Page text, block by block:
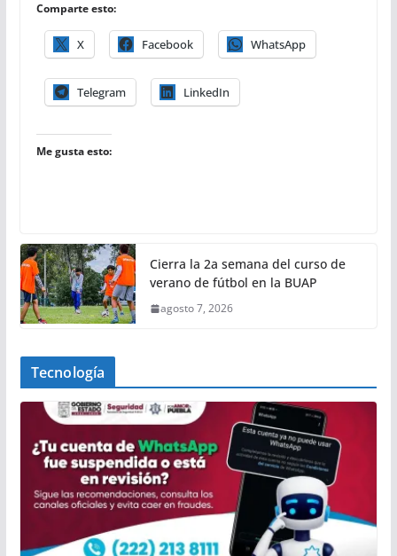
Comparte esto:
X Facebook WhatsApp
Telegram LinkedIn
Me gusta esto:
Cierra la 2a semana del curso de
verano de fútbol en la BUAP
agosto 7, 2026
Tecnología